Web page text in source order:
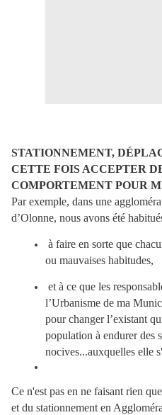
STATIONNEMENT,
CETTE FOIS ACCEPTER
COMPORTEMENT POUR
Par exemple, dans une
d’Olonne, nous avons été
à faire en sorte que
ou mauvaises habitudes,
et à ce que les
l’Urbanisme de ma
pour changer l’existant
population à endurer des
nocives...auxquelles elle
Ce n'est pas en ne faisant rien
et du stationnement en